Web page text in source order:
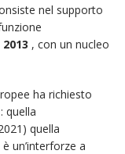
nel supporto
2013 , con un nucleo
ha richiesto
: quella
quella
un’interforze a